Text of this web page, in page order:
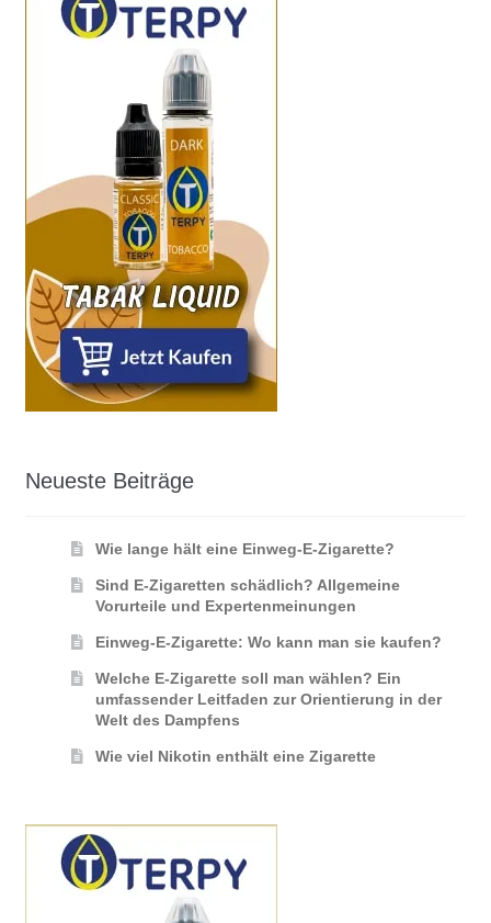
Neueste Beiträge
Wie lange hält eine Einweg-E-Zigarette?
Sind E-Zigaretten schädlich? Allgemeine
Vorurteile und Expertenmeinungen
Einweg-E-Zigarette: Wo kann man sie kaufen?
Welche E-Zigarette soll man wählen? Ein
umfassender Leitfaden zur Orientierung in der
Welt des Dampfens
Wie viel Nikotin enthält eine Zigarette